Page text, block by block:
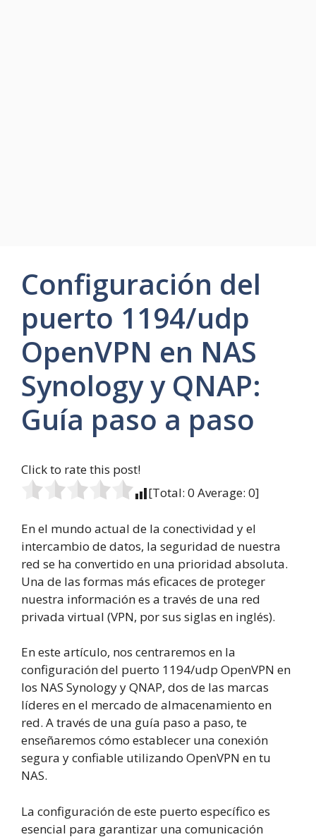
Configuración del
puerto 1194/udp
OpenVPN en NAS
Synology y QNAP:
Guía paso a paso
Click to rate this post!
[Total: 0 Average: 0]
En el mundo actual de la conectividad y el
intercambio de datos, la seguridad de nuestra
red se ha convertido en una prioridad absoluta.
Una de las formas más eficaces de proteger
nuestra información es a través de una red
privada virtual (VPN, por sus siglas en inglés).
En este artículo, nos centraremos en la
configuración del puerto 1194/udp OpenVPN en
los NAS Synology y QNAP, dos de las marcas
líderes en el mercado de almacenamiento en
red. A través de una guía paso a paso, te
enseñaremos cómo establecer una conexión
segura y confiable utilizando OpenVPN en tu
NAS.
La configuración de este puerto específico es
esencial para garantizar una comunicación